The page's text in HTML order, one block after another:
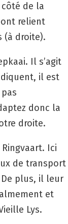
de la
relient
(à droite).
Il s’agit
il est
donc la
droite.
Ici
de transport
plus, il leur
et
Lys.